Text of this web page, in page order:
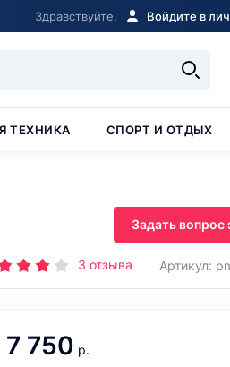
Здравствуйте, Войдите в
ТЕХНИКА СПОРТ И ОТДЫХ
Задать вопрос
3 отзыва Артикул:
7 750 р.